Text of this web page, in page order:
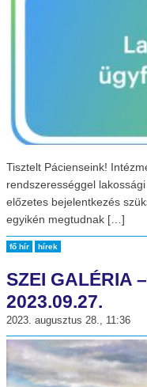
Tisztelt Pácienseink!
rendszerességgel
előzetes bejelentkezés
egyikén megtudnak […]
fő hír hírek
SZEI GALÉRIA
2023.09.27.
2023. augusztus 28., 11:36